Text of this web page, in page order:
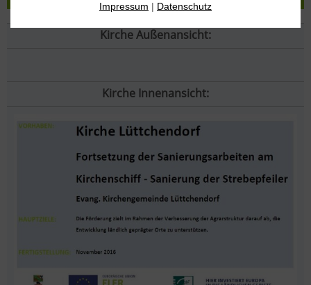
Kirche Außenansicht:
Kirche Innenansicht:
Impressum | Datenschutz